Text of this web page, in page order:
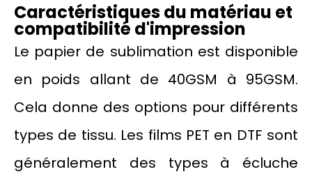
Caractéristiques du matériau et
compatibilité d'impression
Le papier de sublimation est disponible
en poids allant de 40GSM à 95GSM.
Cela donne des options pour différents
types de tissu. Les films PET en DTF sont
généralement des types à écluche